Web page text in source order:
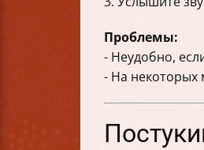
Проблемы:
- Неудобно,
- На некоторых